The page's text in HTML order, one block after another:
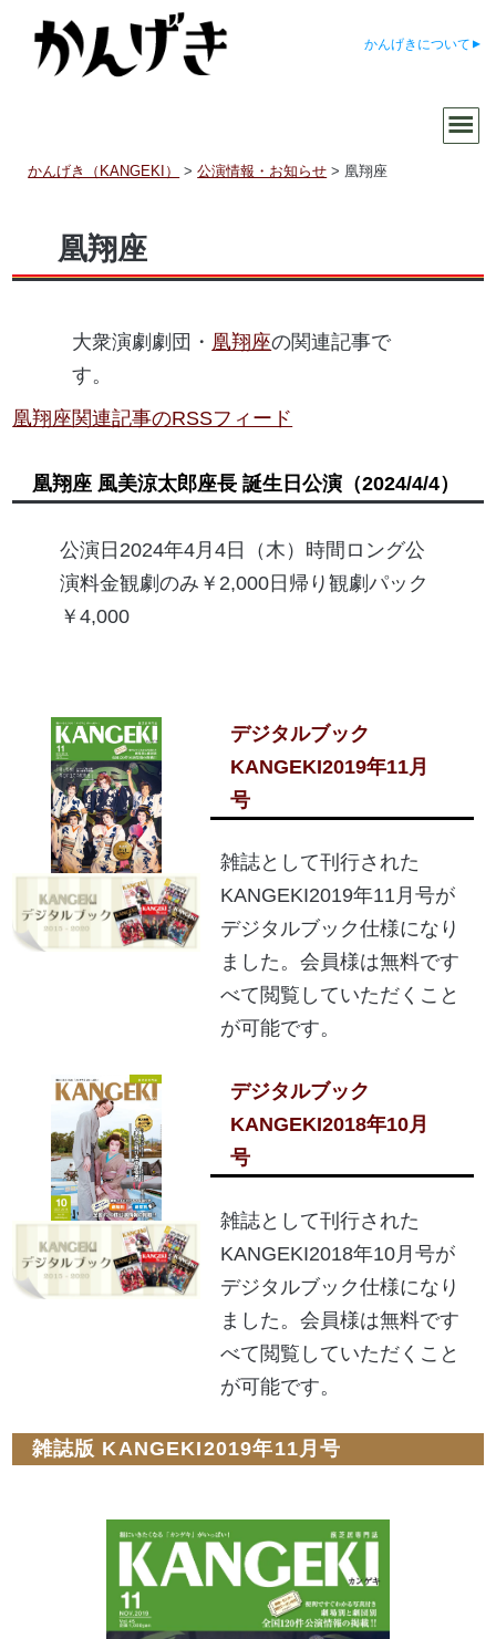
かんげきについて
かんげき（KANGEKI） >公演情報・お知らせ > 凰翔座
凰翔座
大衆演劇劇団・ 凰翔座の関連記事で
す。
凰翔座関連記事のRSSフィード
凰翔座 風美涼太郎座長 誕生日公演（2024/4/4）
公演日2024年4月4日（木）時間ロング公
演料金観劇のみ￥2,000日帰り観劇パック
￥4,000
デジタルブック
KANGEKI2019年11月
号
雑誌として刊行された
KANGEKI2019年11月号が
デジタルブック仕様になり
ました。会員様は無料です
べて閲覧していただくこと
が可能です。
デジタルブック
KANGEKI2018年10月
号
雑誌として刊行された
KANGEKI2018年10月号が
デジタルブック仕様になり
ました。会員様は無料です
べて閲覧していただくこと
が可能です。
雑誌版 KANGEKI2019年11月号